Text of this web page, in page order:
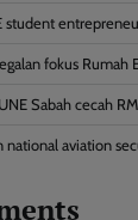
student
fokus Rumah
Sabah cecah
national aviation